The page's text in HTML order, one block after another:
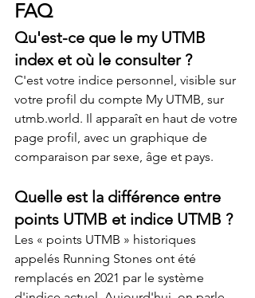
FAQ
Qu'est-ce que le my UTMB
index et où le consulter ?
C'est votre indice personnel, visible sur
votre profil du compte My UTMB, sur
utmb.world. Il apparaît en haut de votre
page profil, avec un graphique de
comparaison par sexe, âge et pays.
Quelle est la différence entre
points UTMB et indice UTMB ?
Les « points UTMB » historiques
appelés Running Stones ont été
remplacés en 2021 par le système